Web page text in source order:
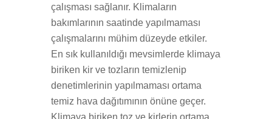
çalışması sağlanır. Klimaların
bakımlarının saatinde yapılmaması
çalışmalarını mühim düzeyde etkiler.
En sık kullanıldığı mevsimlerde klimaya
biriken kir ve tozların temizlenip
denetimlerinin yapılmaması ortama
temiz hava dağıtımının önüne geçer.
Klimaya biriken toz ve kirlerin ortama